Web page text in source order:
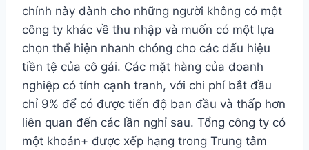
chính này dành cho những người không có một
công ty khác về thu nhập và muốn có một lựa
chọn thể hiện nhanh chóng cho các dấu hiệu
tiền tệ của cô gái. Các mặt hàng của doanh
nghiệp có tính cạnh tranh, với chi phí bắt đầu
chỉ 9% để có được tiến độ ban đầu và thấp hơn
liên quan đến các lần nghỉ sau. Tổng công ty có
một khoản+ được xếp hạng trong Trung tâm